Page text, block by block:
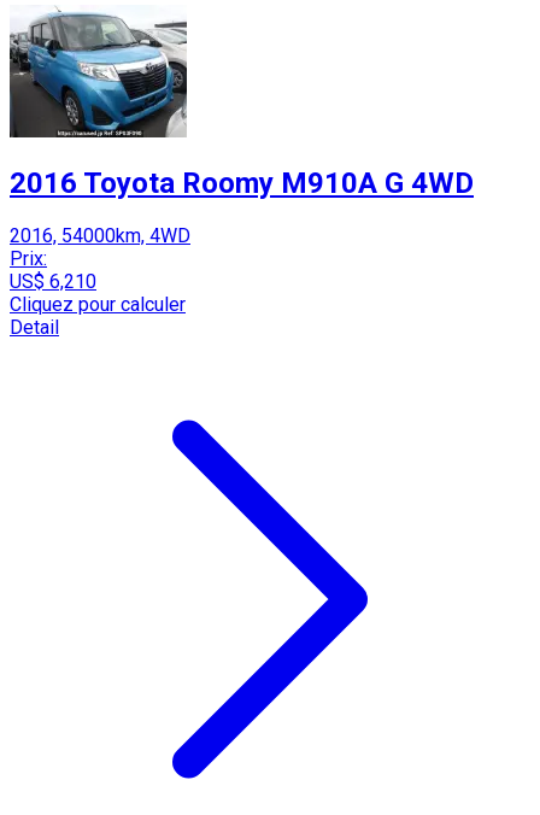
2016 Toyota Roomy M910A G 4WD
2016, 54000km, 4WD
Prix:
US$ 6,210
Cliquez pour calculer
Detail